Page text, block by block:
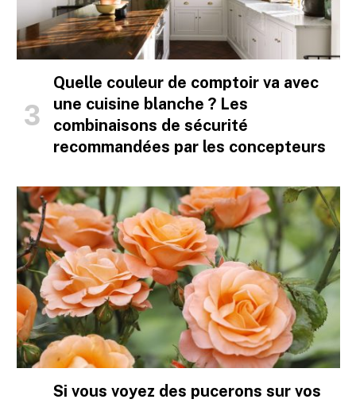
Quelle couleur de comptoir va avec
une cuisine blanche ? Les
combinaisons de sécurité
recommandées par les concepteurs
Si vous voyez des pucerons sur vos